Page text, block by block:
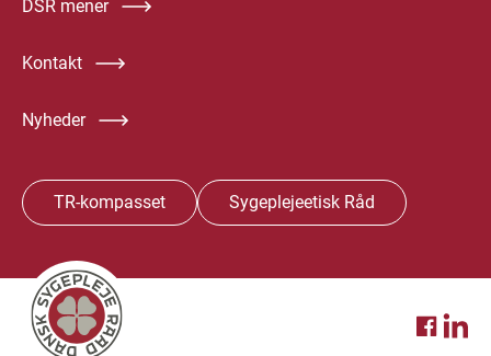
DSR mener
Kontakt
Nyheder
TR-kompasset Sygeplejeetisk Råd